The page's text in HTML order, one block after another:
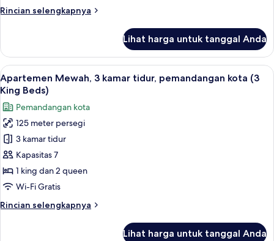
King
Queen
Bed)
Rincian selengkapnya
Rincian
Apartemen
Mewah,
2
kamar
tidur
(1
King
Bed
and
Bed)
Lihat harga untuk tanggal Anda
Lihat
semua
foto
untuk
Apartemen
Mewah,
3
kamar
tidur,
kota
50
Apartemen Mewah, 3 kamar tidur, pemandangan kota (3
King Beds)
Pemandangan kota
125 meter persegi
3 kamar tidur
Kapasitas 7
1 king dan 2 queen
Wi-Fi Gratis
Rincian selengkapnya
Rincian
Lihat harga untuk tanggal Anda